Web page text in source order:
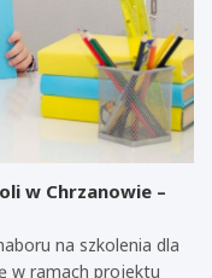
w Chrzanowie –
na szkolenia dla
w ramach projektu